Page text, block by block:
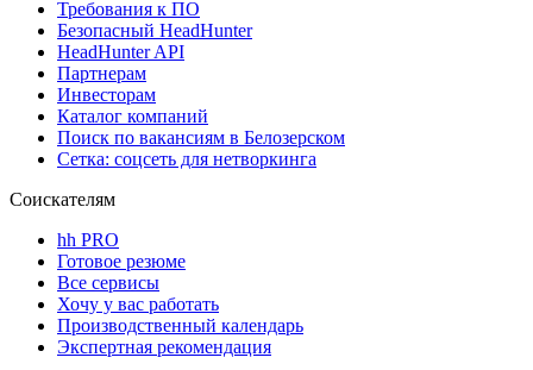
Требования к ПО
Безопасный HeadHunter
HeadHunter API
Партнерам
Инвесторам
Каталог компаний
Поиск по вакансиям в Белозерском
Сетка: соцсеть для нетворкинга
Соискателям
hh PRO
Готовое резюме
Все сервисы
Хочу у вас работать
Производственный календарь
Экспертная рекомендация